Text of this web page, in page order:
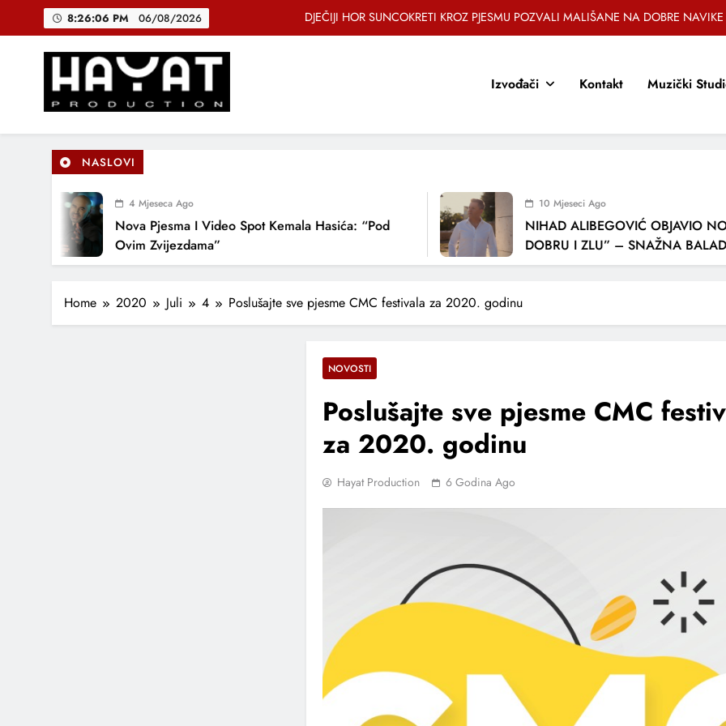
8:26:07 PM 06/08/2026
DJEČIJI HOR SUNCOKRETI KROZ PJESMU POZVALI MALIŠANE NA DOBRE NAVIKE
BEZ – Novi sarajevski bend predstavlja debitantski singl „Ljetno popodne“
Hayat Production
Promocija domaće muzike
Izvođači Kontakt Muzički
NASLOVI
4 Mjeseca Ago
Nova Pjesma I Video Spot Kemala Hasića: “Pod
Ovim Zvijezdama”
10 Mjeseci Ago
NIHAD ALIBEGOVIĆ OBJAVIO NOVU
DOBRU I ZLU” – SNAŽNA BALADA
LJUBAVI I VREMENU KOJE NAS
Home 2020 Juli 4 Poslušajte sve pjesme CMC festivala za 2020. godinu
NOVOSTI
Poslušajte sve pjesme CMC
za 2020. godinu
Hayat Production 6 Godina Ago